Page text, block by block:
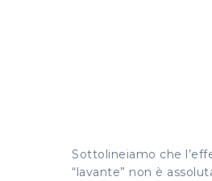
Sottolineiamo che
“lavante” non è